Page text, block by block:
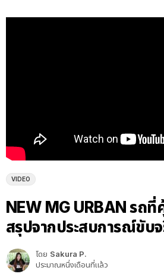
VIDEO
NEW MG URBAN รถ
สรุปจากประสบการณ์ขับ
โดย Sakura P.
ประมาณหนึ่งเดือนที่แล้ว